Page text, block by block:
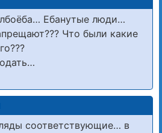
Ебанутые люди…
Что были какие
соответствующие… в